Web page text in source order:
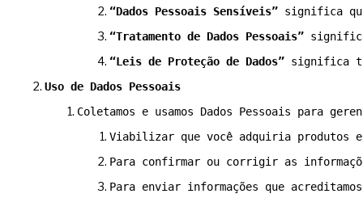
“Dados Pessoais Sensíveis” significa
“Tratamento de Dados Pessoais”
“Leis de Proteção de Dados” significa
Uso de Dados Pessoais
Coletamos e usamos Dados Pessoais para
Viabilizar que você adquiria produtos
Para confirmar ou corrigir as
Para enviar informações que